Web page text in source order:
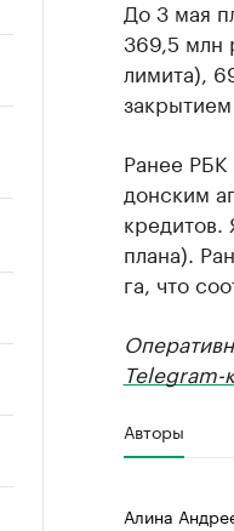
До 3 мая
369,5 млн
лимита),
Ранее РБК
донским
кредитов.
плана).
га, что
Telegram-
Авторы
Алина